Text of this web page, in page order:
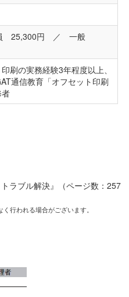
25,300円 ／ 一般
刷の実務経験3年程度以上、
通信教育「オフセット印刷
ラブル解決』（ページ数：257
行われる場合がございます。